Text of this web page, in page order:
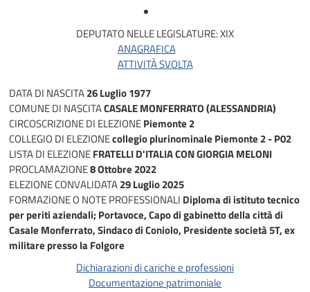
DEPUTATO NELLE LEGISLATURE:XIX
ANAGRAFICA
ATTIVITÀ SVOLTA
DATA DI NASCITA26 Luglio 1977
COMUNE DI NASCITACASALE MONFERRATO (ALESSANDRIA)
CIRCOSCRIZIONE DI ELEZIONEPiemonte 2
COLLEGIO DI ELEZIONEcollegio plurinominale Piemonte 2 - P02
LISTA DI ELEZIONEFRATELLI D'ITALIA CON GIORGIA MELONI
PROCLAMAZIONE8 Ottobre 2022
ELEZIONE CONVALIDATA29 Luglio 2025
FORMAZIONE O NOTE PROFESSIONALI Diploma di istituto tecnico
per periti aziendali; Portavoce, Capo di gabinetto della città di
Casale Monferrato, Sindaco di Coniolo, Presidente società 5T, ex
militare presso la Folgore
Dichiarazioni di cariche e professioni
Documentazione patrimoniale